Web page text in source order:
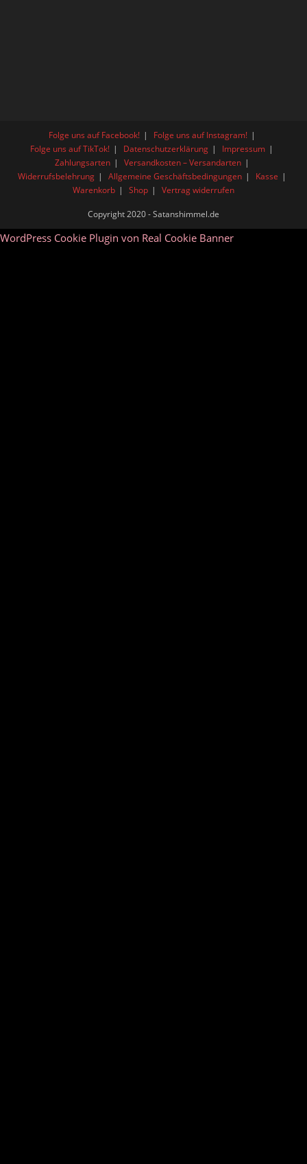
Folge uns auf Facebook!
Folge uns auf Instagram!
Folge uns auf TikTok!
Datenschutzerklärung
Impressum
Zahlungsarten
Versandkosten – Versandarten
Widerrufsbelehrung
Allgemeine Geschäftsbedingungen
Kasse
Warenkorb
Shop Vertrag widerrufen
Copyright 2020 - Satanshimmel.de
WordPress Cookie Plugin von Real Cookie Banner